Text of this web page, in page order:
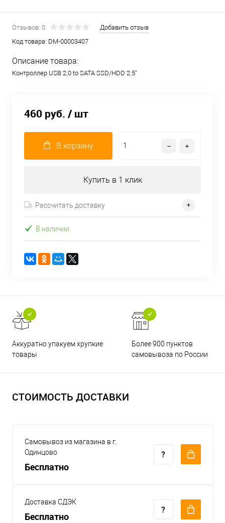
Отзывов: 0
Добавить отзыв
Код товара: DM-00003407
Описание товара:
Контроллер USB 2.0 to SATA SSD/HDD 2.5"
460 руб. / шт
В корзину
Купить в 1 клик
Рассчитать доставку
В наличии
Аккуратно упакуем хрупкие
товары
Более 900 пунктов
самовывоза по России
СТОИМОСТЬ ДОСТАВКИ
Самовывоз из магазина в г.
Одинцово
Бесплатно
Доставка СДЭК
Бесплатно